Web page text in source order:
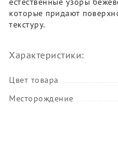
которые придают
текстуру.
Характеристики:
Цвет товара
Месторождение